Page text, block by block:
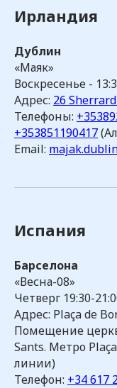
Ирландия
Дублин
«Маяк»
Воскресенье -
Адрес: 26
Телефоны:
+353851190417
Email:
Испания
Барселона
«Весна-08»
Четверг 19:30-
Адрес: Plaça de
Помещение
Sants. Метро
линии)
Телефон: +34 617